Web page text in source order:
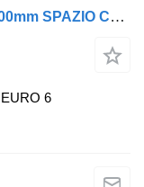
Cabina Mercedes-Benz ACTROS 2300mm SPAZIO COMPATTO per trattore stradale Mercedes-Benz MP4 EURO 6
6